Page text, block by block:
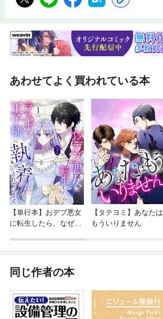
あわせてよく買われている本
【単行本】おデブ悪女
に転生したら、なぜか
【タテヨミ】あなたは
もういりません
同じ作者の本